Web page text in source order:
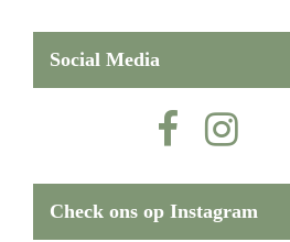
Social Media
Check ons op Instagram